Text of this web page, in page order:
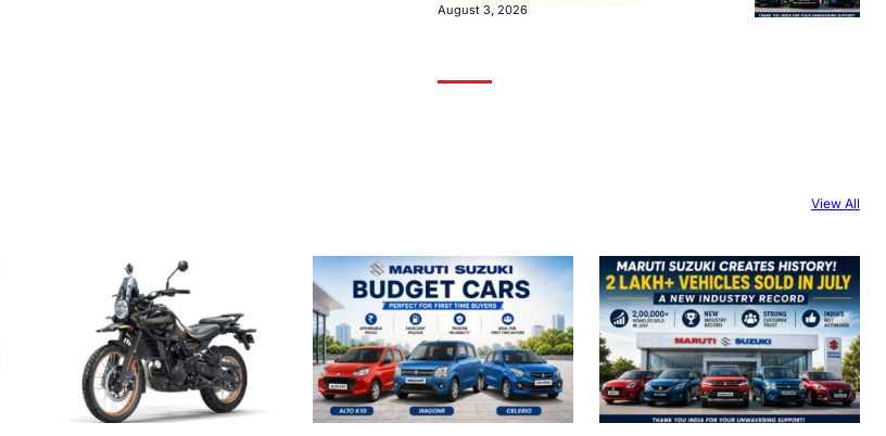
August 3, 2026
View All